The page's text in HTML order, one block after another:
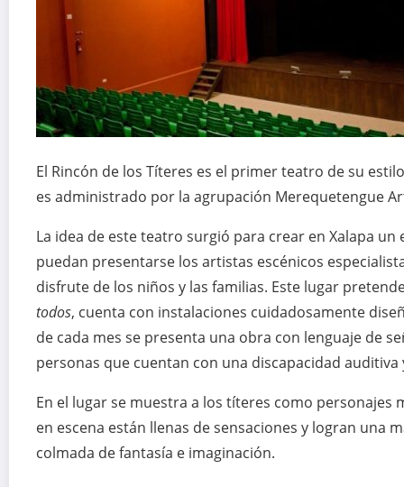
El Rincón de los Títeres es el primer teatro de su
es administrado por la agrupación Merequetengue
La idea de este teatro surgió para crear en Xalapa un
puedan presentarse los artistas escénicos
disfrute de los niños y las familias. Este lugar
todos, cuenta con instalaciones cuidadosamente
de cada mes se presenta una obra con lenguaje de
personas que cuentan con una discapacidad
En el lugar se muestra a los títeres como personajes
en escena están llenas de sensaciones y logran una
colmada de fantasía e imaginación.